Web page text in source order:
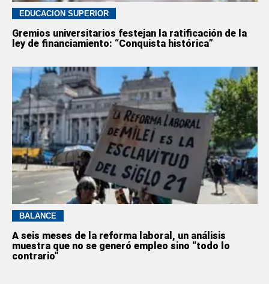
EDUCACION SUPERIOR
Gremios universitarios festejan la ratificación de la
ley de financiamiento: “Conquista histórica”
BALANCE
A seis meses de la reforma laboral, un análisis
muestra que no se generó empleo sino “todo lo
contrario”